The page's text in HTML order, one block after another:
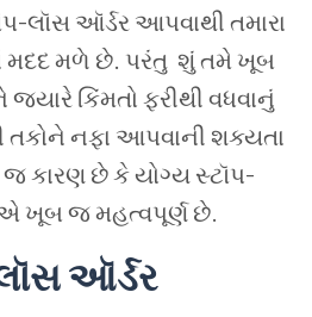
-લૉસ ઑર્ડર આપવાથી તમારા
મદદમળે છે. પરંતુ શુંતમેખૂબ
જ્યારે કિંમતો ફરીથી વધવાનું
તકોને નફા આપવાની શક્યતા
જકારણ છેકેયોગ્ય સ્ટૉપ-
ખૂબજમહત્વપૂર્ણ છે.
ઑર્ડર